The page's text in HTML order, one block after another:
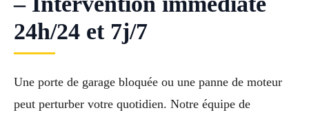
24h/24 et 7j/7
Une porte de garage bloquée ou une panne de moteur
peut perturber votre quotidien. Notre équipe de